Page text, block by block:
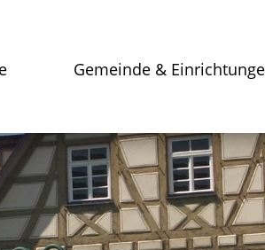
Gemeinde &